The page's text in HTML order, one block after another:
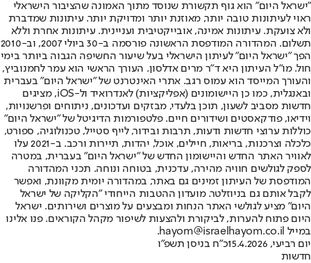
"ישראל היום" הוא גוף תקשורת שנוסד מתוך האמונה שהציבור הישראלי
ראוי לעיתונות טובה יותר, מאוזנת יותר ומדויקת יותר. עיתונות שמדברת
ולא צועקת. עיתונות אמינה, אובייקטיבית ועניינית. עיתונות אחרת וללא
תשלום. המהדורה המודפסת הראשונה פורסמה ב-30 ביולי 2007, וב-2010
הפך "ישראל היום" לעיתון הישראלי בעל שיעור החשיפה הגבוה ביותר בימי
חול. מו"ל העיתון היא ד"ר מרים אדלסון. העורך הראשי הוא עמר לחמנוביץ,
והעורך המייסד הוא עמוס רגב. אתרי האינטרנט של "ישראל היום" בעברית
ובאנגלית, כמו כן היישומונים (אפליקציות) לאנדרואיד ול-iOS, מציגים
חדשות מסביב לשעון, תוכן בלעדי, מבזקים ועדכונים, ניתוחים ופרשנויות,
וידיאו, פודקאסטים ושידורים חיים. פלטפורמות הדיגיטל של "ישראל היום"
כוללות ערוצי חדשות ודעות, תרבות ובידור, לייף סטייל, טכנולוגיה, ספורט,
כלכלה וצרכנות, בריאות, חיילים, אוכל, יהדות, תיירות ורכב. ב-2021 עלו
לאוויר האתר החדש והיישומון החדש של "ישראל היום" בעברית, במטרה
לספק לגולשים חוויה מהירה, עדכנית, בטוחה ונוחה. תכני המהדורה
המודפסת של העיתון זמינים גם באתר, במהדורה יומית מקוונת, ואפשר
לקבל אותם גם בניוזלטר. מועדון ההטבות הייחודי "הקליקה של ישראל
היום" מציע לגולשי האתר הנחות ומבצעים על מוצרים ושירותים. ישראל
היום פתוח להערות, לביקורת ולהצעות לשיפור מקהל הקוראים. פנו אלינו
במייל hayom@israelhayom.co.il.
יום רביעי, 15.4.2026
כ"ח בניסן תשפ"ו
חדשות